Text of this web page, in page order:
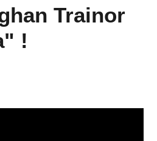
Trainor
!